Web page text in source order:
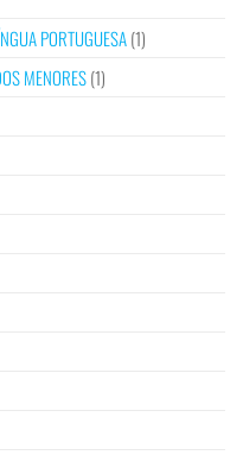
PORTUGUESA(1)
MENORES(1)